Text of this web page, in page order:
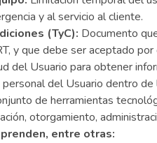
y al servicio al cliente.
(TyC): Documento
y que debe ser aceptado
del Usuario para obtener
personal del Usuario dentro
de herramientas
otorgamiento,
entre otras: